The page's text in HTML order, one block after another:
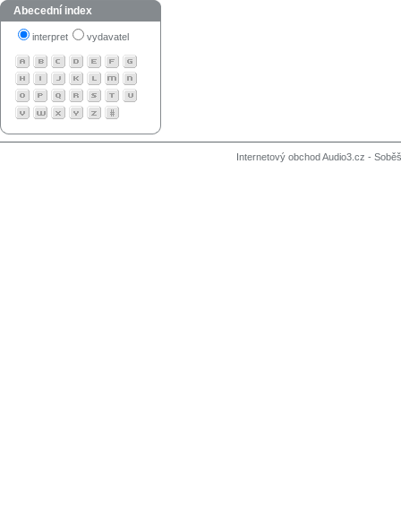
Abecední index
interpret vydavatel
Internetový obchod Audio3.cz -